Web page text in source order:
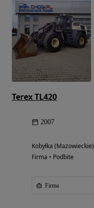
Terex TL420
2007
Kobyłka (Mazowieckie)
Firma • Podbite
Firma